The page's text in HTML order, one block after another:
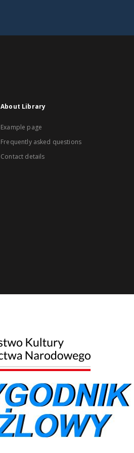
About Library
Example page
Frequently asked questions
Contact details